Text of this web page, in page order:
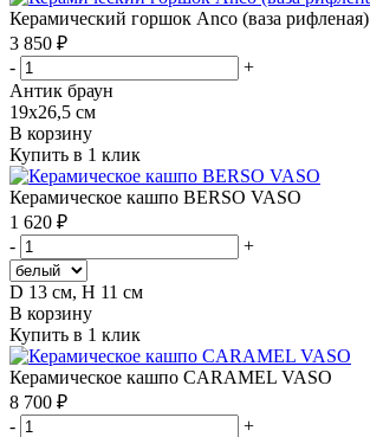
Керамический горшок Anco (ваза рифленая)
3 850 ₽
-
+
Антик браун
19х26,5 см
В корзину
Купить в 1 клик
Керамическое кашпо BERSO VASO
1 620 ₽
-
+
D 13 см, H 11 см
В корзину
Купить в 1 клик
Керамическое кашпо CARAMEL VASO
8 700 ₽
-
+